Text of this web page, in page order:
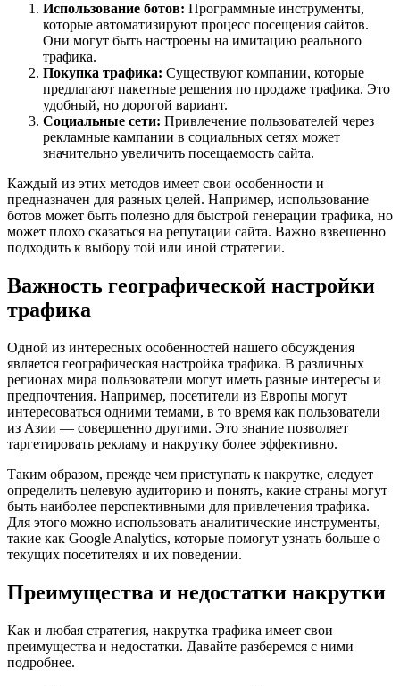
Использование ботов: Программные инструменты,
которые автоматизируют процесс посещения сайтов.
Они могут быть настроены на имитацию реального
трафика.
Покупка трафика: Существуют компании, которые
предлагают пакетные решения по продаже трафика. Это
удобный, но дорогой вариант.
Социальные сети: Привлечение пользователей через
рекламные кампании в социальных сетях может
значительно увеличить посещаемость сайта.
Каждый из этих методов имеет свои особенности и
предназначен для разных целей. Например, использование
ботов может быть полезно для быстрой генерации трафика, но
может плохо сказаться на репутации сайта. Важно взвешенно
подходить к выбору той или иной стратегии.
Важность географической настройки
трафика
Одной из интересных особенностей нашего обсуждения
является географическая настройка трафика. В различных
регионах мира пользователи могут иметь разные интересы и
предпочтения. Например, посетители из Европы могут
интересоваться одними темами, в то время как пользователи
из Азии — совершенно другими. Это знание позволяет
таргетировать рекламу и накрутку более эффективно.
Таким образом, прежде чем приступать к накрутке, следует
определить целевую аудиторию и понять, какие страны могут
быть наиболее перспективными для привлечения трафика.
Для этого можно использовать аналитические инструменты,
такие как Google Analytics, которые помогут узнать больше о
текущих посетителях и их поведении.
Преимущества и недостатки накрутки
Как и любая стратегия, накрутка трафика имеет свои
преимущества и недостатки. Давайте разберемся с ними
подробнее.